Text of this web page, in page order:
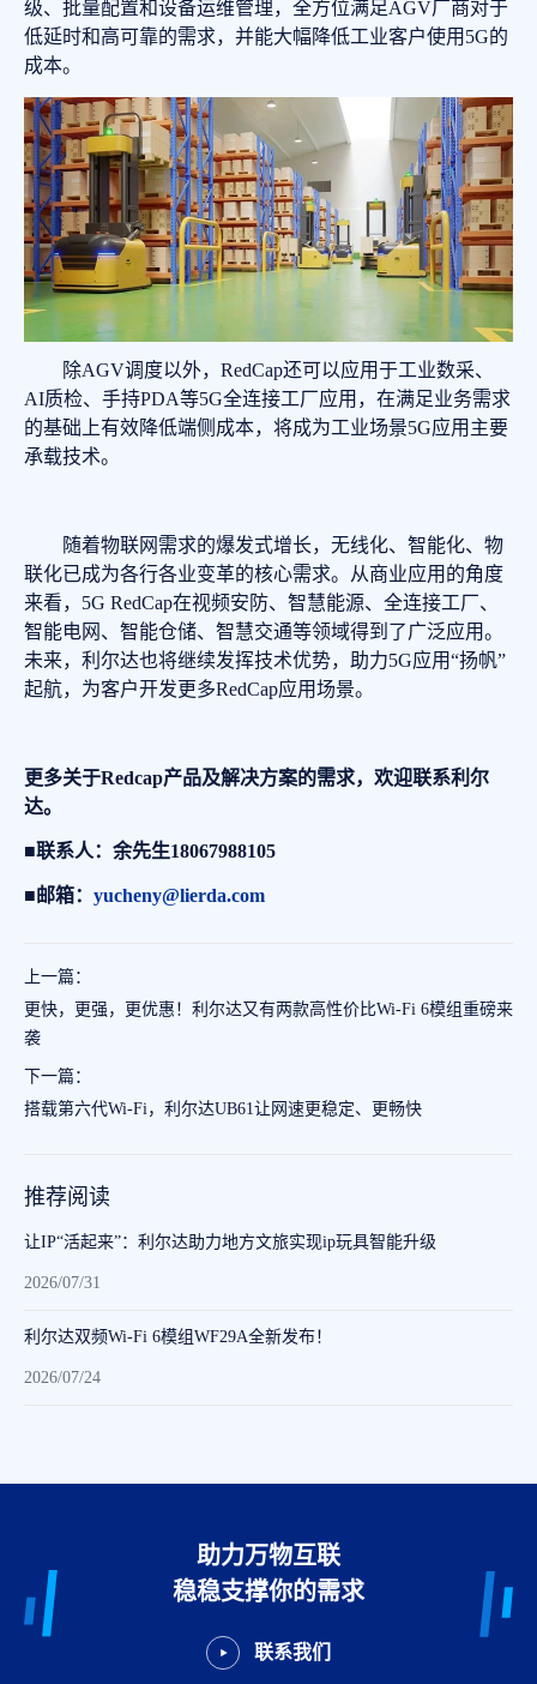
级、批量配置和设备运维管理，全方位满足AGV厂商对于
低延时和高可靠的需求，并能大幅降低工业客户使用5G的
成本。
除AGV调度以外，RedCap还可以应用于工业数采、
AI质检、手持PDA等5G全连接工厂应用，在满足业务需求
的基础上有效降低端侧成本，将成为工业场景5G应用主要
承载技术。
随着物联网需求的爆发式增长，无线化、智能化、物
联化已成为各行各业变革的核心需求。从商业应用的角度
来看，5G RedCap在视频安防、智慧能源、全连接工厂、
智能电网、智能仓储、智慧交通等领域得到了广泛应用。
未来，利尔达也将继续发挥技术优势，助力5G应用“扬帆”
起航，为客户开发更多RedCap应用场景。
更多关于Redcap产品及解决方案的需求，欢迎联系利尔
达。
■联系人：余先生18067988105
■邮箱： yucheny@lierda.com
上一篇：
更快，更强，更优惠！利尔达又有两款高性价比Wi-Fi 6模组重磅来
袭
下一篇：
搭载第六代Wi-Fi，利尔达UB61让网速更稳定、更畅快
推荐阅读
让IP“活起来”：利尔达助力地方文旅实现ip玩具智能升级
2026/07/31
利尔达双频Wi-Fi 6模组WF29A全新发布！
2026/07/24
助力万物互联
稳稳支撑你的需求
联系我们